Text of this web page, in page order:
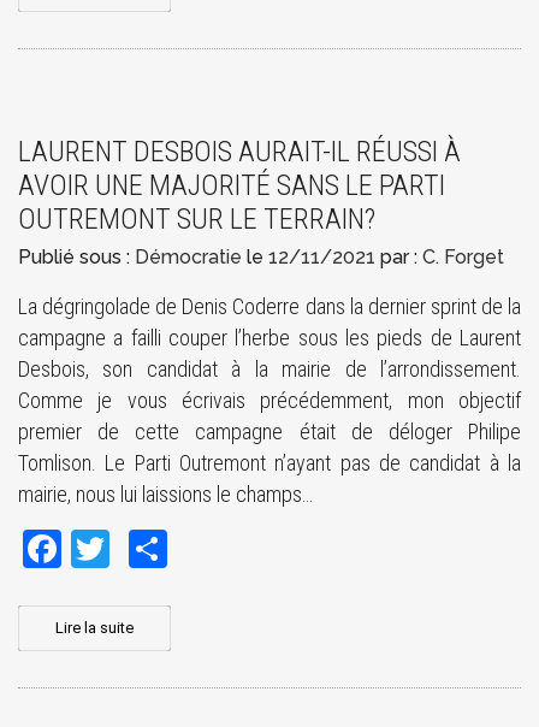
LAURENT DESBOIS AURAIT-IL RÉUSSI À
AVOIR UNE MAJORITÉ SANS LE PARTI
OUTREMONT SUR LE TERRAIN?
Publié sous : Démocratie le 12/11/2021 par : C. Forget
La dégringolade de Denis Coderre dans la dernier sprint de la
campagne a failli couper l’herbe sous les pieds de Laurent
Desbois, son candidat à la mairie de l’arrondissement.
Comme je vous écrivais précédemment, mon objectif
premier de cette campagne était de déloger Philipe
Tomlison. Le Parti Outremont n’ayant pas de candidat à la
mairie, nous lui laissions le champs…
FacebookTwitter
Lire la suite